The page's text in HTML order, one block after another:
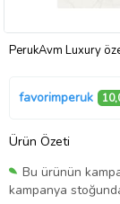
PerukAvm Luxury
favorimperuk
Ürün Özeti
Bu ürünün
kampanya